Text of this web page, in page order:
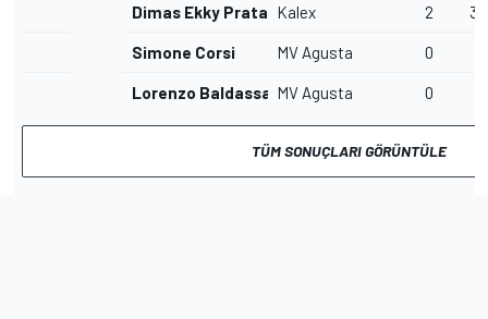
Dimas Ekky PratamaKalex 2
Simone Corsi MV Agusta 0
Lorenzo BaldassariMV Agusta 0
TÜM SONUÇLARI GÖRÜNTÜLE